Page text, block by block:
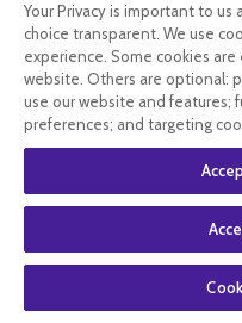
Urgo
urgostrips
sutures
adhésives
stériles 10
bandelettes
3.49€ 2.62€
stock
Your Privacy is important to
choice transparent. We use
experience. Some cookies
website. Others are optional:
use our website and features;
preferences; and targeting